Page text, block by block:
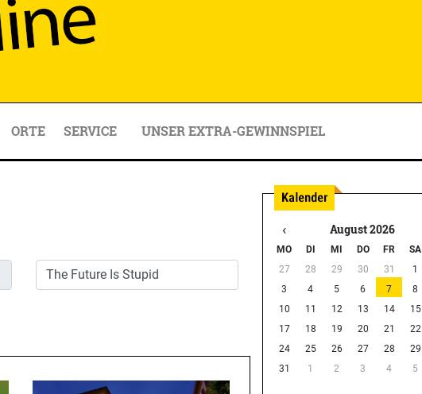
ORTE SERVICE UNSER EXTRA-GEWINNSPIEL
‹ August 2026
MO DI MI DO FR SA
27
28 29 30 31 1
3
4 5 6 7 8
10
11 12 13 14 15
17
18 19 20 21 22
24
25 26 27 28 29
31
1 2 3 4 5